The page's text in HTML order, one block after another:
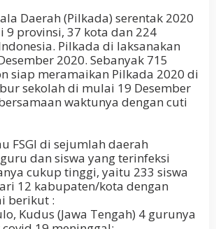
Daerah (Pilkada) serentak 2020
9 provinsi, 37 kota dan 224
Pilkada di laksanakan
2020. Sebanyak 715
siap meramaikan Pilkada 2020 di
sekolah di mulai 19 Desember
waktunya dengan cuti
FSGI di sejumlah daerah
dan siswa yang terinfeksi
cukup tinggi, yaitu 233 siswa
12 kabupaten/kota dengan
berikut :
Kudus (Jawa Tengah) 4 gurunya